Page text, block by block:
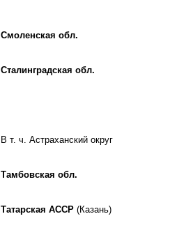
Смоленская обл.
Сталинградская обл.
В т. ч. Астраханский округ
Тамбовская обл.
Татарская АССР (Казань)